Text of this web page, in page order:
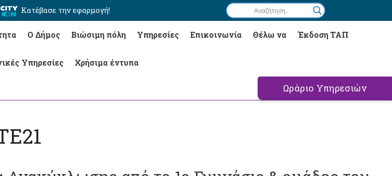
Κατέβασε την εφαρμογή!
Ο Δήμος Βιώσιμη πόλη Υπηρεσίες Επικοινωνία Θέλω να Έκδοση ΤΑΠ
Υπηρεσίες Χρήσιμα έντυπα
Ωράριο Υπηρεσιών